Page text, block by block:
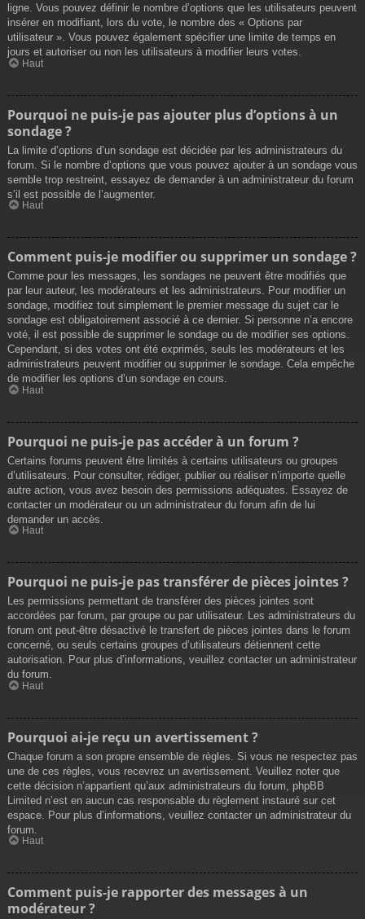
ligne. Vous pouvez définir le nombre d’options que les utilisateurs peuvent
insérer en modifiant, lors du vote, le nombre des « Options par
utilisateur ». Vous pouvez également spécifier une limite de temps en
jours et autoriser ou non les utilisateurs à modifier leurs votes.
Haut
Pourquoi ne puis-je pas ajouter plus d’options à un
sondage ?
La limite d’options d’un sondage est décidée par les administrateurs du
forum. Si le nombre d’options que vous pouvez ajouter à un sondage vous
semble trop restreint, essayez de demander à un administrateur du forum
s’il est possible de l’augmenter.
Haut
Comment puis-je modifier ou supprimer un sondage ?
Comme pour les messages, les sondages ne peuvent être modifiés que
par leur auteur, les modérateurs et les administrateurs. Pour modifier un
sondage, modifiez tout simplement le premier message du sujet car le
sondage est obligatoirement associé à ce dernier. Si personne n’a encore
voté, il est possible de supprimer le sondage ou de modifier ses options.
Cependant, si des votes ont été exprimés, seuls les modérateurs et les
administrateurs peuvent modifier ou supprimer le sondage. Cela empêche
de modifier les options d’un sondage en cours.
Haut
Pourquoi ne puis-je pas accéder à un forum ?
Certains forums peuvent être limités à certains utilisateurs ou groupes
d’utilisateurs. Pour consulter, rédiger, publier ou réaliser n’importe quelle
autre action, vous avez besoin des permissions adéquates. Essayez de
contacter un modérateur ou un administrateur du forum afin de lui
demander un accès.
Haut
Pourquoi ne puis-je pas transférer de pièces jointes ?
Les permissions permettant de transférer des pièces jointes sont
accordées par forum, par groupe ou par utilisateur. Les administrateurs du
forum ont peut-être désactivé le transfert de pièces jointes dans le forum
concerné, ou seuls certains groupes d’utilisateurs détiennent cette
autorisation. Pour plus d’informations, veuillez contacter un administrateur
du forum.
Haut
Pourquoi ai-je reçu un avertissement ?
Chaque forum a son propre ensemble de règles. Si vous ne respectez pas
une de ces règles, vous recevrez un avertissement. Veuillez noter que
cette décision n’appartient qu’aux administrateurs du forum, phpBB
Limited n’est en aucun cas responsable du règlement instauré sur cet
espace. Pour plus d’informations, veuillez contacter un administrateur du
forum.
Haut
Comment puis-je rapporter des messages à un
modérateur ?